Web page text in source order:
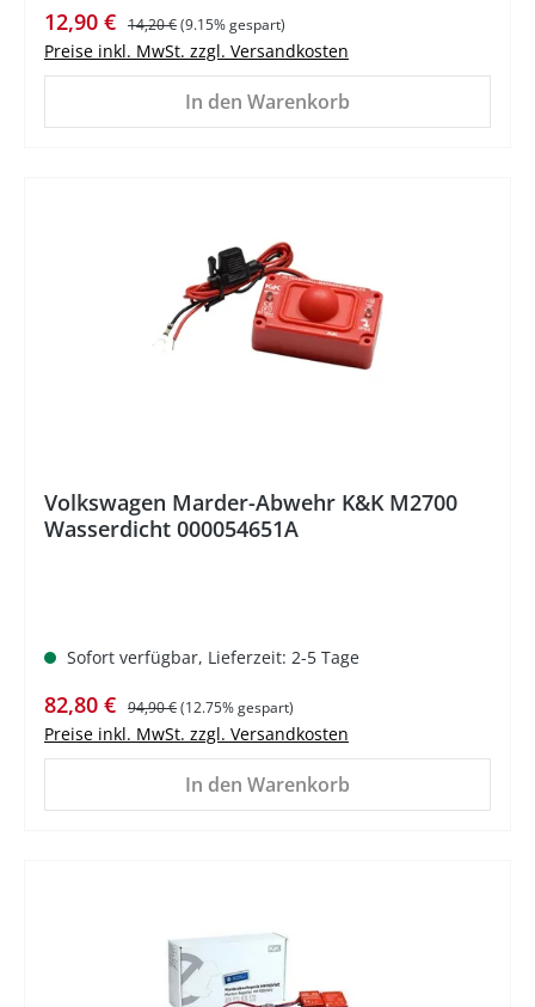
Verkaufspreis:
12,90 € Regulärer Preis:
14,20 €(9.15% gespart)
Preise inkl. MwSt. zzgl. Versandkosten
In den Warenkorb
Volkswagen Marder-Abwehr K&K M2700
Wasserdicht 000054651A
Sofort verfügbar, Lieferzeit: 2-5 Tage
Verkaufspreis:
82,80 € Regulärer Preis:
94,90 €(12.75% gespart)
Preise inkl. MwSt. zzgl. Versandkosten
In den Warenkorb